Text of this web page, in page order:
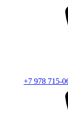
+7 978 715-